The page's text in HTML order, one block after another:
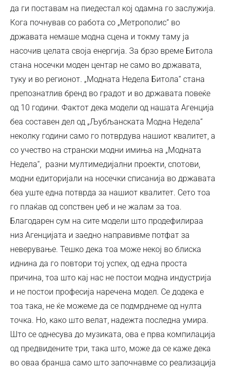
да ги поставам на пиедестал кој одамна го заслужија.
Кога почнував со работа со „Метрополис“ во
државата немаше модна сцена и токму таму ја
насочив целата своја енергија. За брзо време Битола
стана носечки моден центар не само во државата,
туку и во регионот. „Модната Недела Битола“ стана
препознатлив бренд во градот и во државата повеќе
од 10 години. Фактот дека модели од нашата Агенција
беа составен дел од „Љубљанската Модна Недела“
неколку години само го потврдува нашиот квалитет, а
со учество на странски модни имиња на „Модната
Недела“, разни мултимедијални проекти, спотови,
модни едиторијали на носечки списанија во државата
беа уште една потврда за нашиот квалитет. Сето тоа
го плаќав од сопствен џеб и не жалам за тоа.
Благодарен сум на сите модели што продефилираа
низ Агенцијата и заедно направивме потфат за
неверување. Тешко дека тоа може некој во блиска
иднина да го повтори тој успех, од една проста
причина, тоа што кај нас не постои модна индустрија
и не постои професија наречена модел. Се додека е
тоа така, не ќе можеме да се подмрднеме од нулта
точка. Но, како што велат, надежта последна умира.
Што се однесува до музиката, ова е прва компилација
од предвидените три, така што, може да се каже дека
во оваа бранша само што започнавме со реализација